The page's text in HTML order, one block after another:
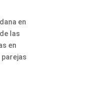
en
las
en
parejas